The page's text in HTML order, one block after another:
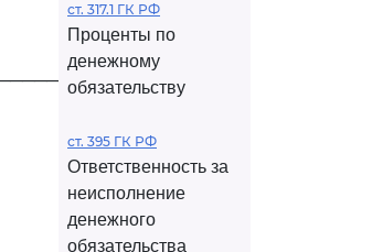
ст. 317.1 ГК РФ
Проценты по
денежному
обязательству
ст. 395 ГК РФ
Ответственность за
неисполнение
денежного
обязательства